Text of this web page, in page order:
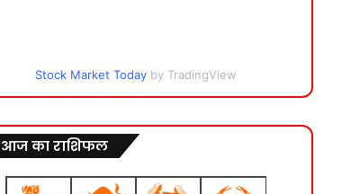
Stock Market Today by TradingView
आज का राशिफल